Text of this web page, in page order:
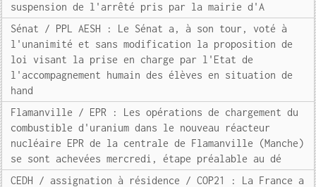
suspension de l'arrêté pris par la mairie d'A
Sénat / PPL AESH : Le Sénat a, à son tour, voté à
l'unanimité et sans modification la proposition de
loi visant la prise en charge par l'Etat de
l'accompagnement humain des élèves en situation de
hand
Flamanville / EPR : Les opérations de chargement du
combustible d'uranium dans le nouveau réacteur
nucléaire EPR de la centrale de Flamanville (Manche)
se sont achevées mercredi, étape préalable au dé
CEDH / assignation à résidence / COP21 : La France a